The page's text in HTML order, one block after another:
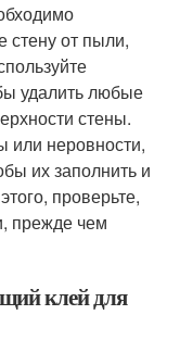
стену от пыли,
удалить любые
стены.
неровности,
их заполнить и
проверьте,
прежде чем
клей для